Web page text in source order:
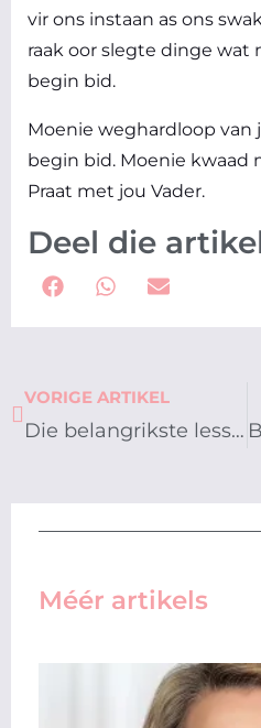
vir ons instaan as ons
raak oor slegte dinge
begin bid.
Moenie weghardloop van
begin bid. Moenie kwaad
Praat met jou Vader.
Deel die
Prev
VORIGE ARTIKEL
Die belangrikste lesse in die lewe
Méér artikels